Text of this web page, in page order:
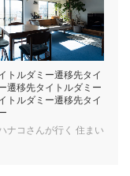
トルダミー遷移先タイ
遷移先タイトルダミー
トルダミー遷移先タイ
ナコさんが行く 住まい